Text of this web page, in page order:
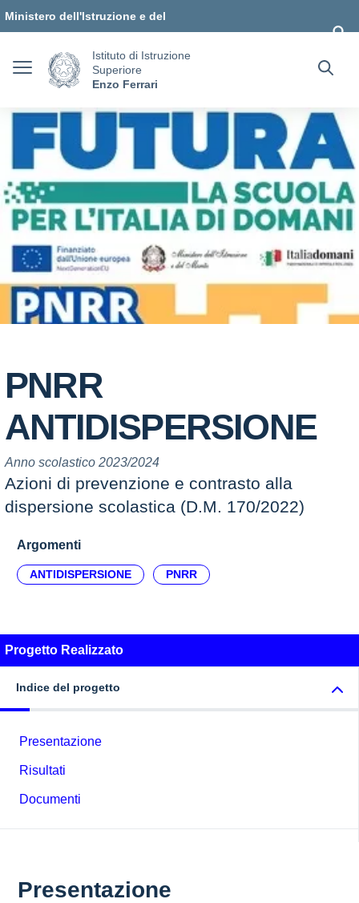
Ministero dell'Istruzione e del
Istituto di Istruzione
Superiore
Enzo Ferrari
PNRR
ANTIDISPERSIONE
Anno scolastico 2023/2024
Azioni di prevenzione e contrasto alla
dispersione scolastica (D.M. 170/2022)
Argomenti
ANTIDISPERSIONE PNRR
Progetto Realizzato
Indice del progetto
Presentazione
Risultati
Documenti
Presentazione